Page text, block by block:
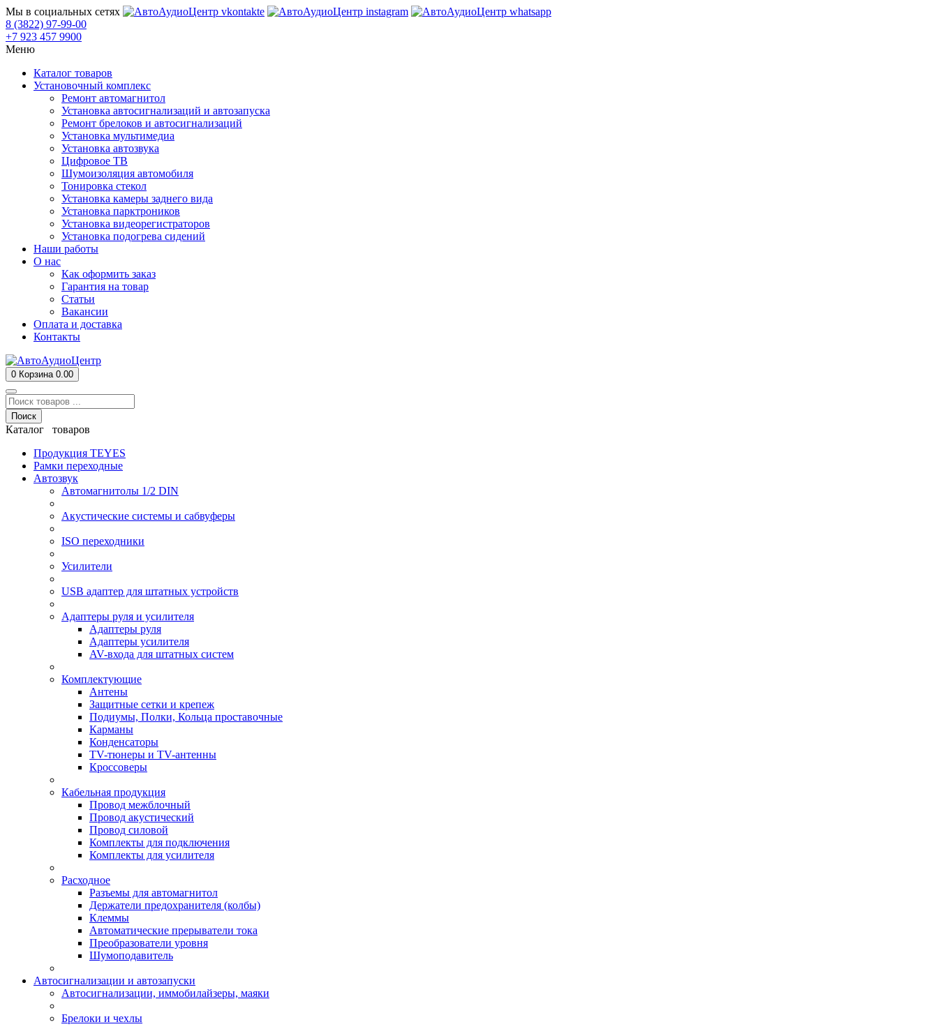
Мы в социальных сетях
8 (3822) 97-99-00
+7 923 457 9900
Меню
Каталог товаров
Установочный комплекс
Ремонт автомагнитол
Установка автосигнализаций и автозапуска
Ремонт брелоков и автосигнализаций
Установка мультимедиа
Установка автозвука
Цифровое ТВ
Шумоизоляция автомобиля
Тонировка стекол
Установка камеры заднего вида
Установка парктроников
Установка видеорегистраторов
Установка подогрева сидений
Наши работы
О нас
Как оформить заказ
Гарантия на товар
Статьи
Вакансии
Оплата и доставка
Контакты
0 Корзина 0.00
Поиск
Каталог товаров
Продукция TEYES
Рамки переходные
Автозвук
Автомагнитолы 1/2 DIN
Акустические системы и сабвуферы
ISO переходники
Усилители
USB адаптер для штатных устройств
Адаптеры руля и усилителя
Адаптеры руля
Адаптеры усилителя
AV-входа для штатных систем
Комплектующие
Антены
Защитные сетки и крепеж
Подиумы, Полки, Кольца проставочные
Карманы
Конденсаторы
TV-тюнеры и TV-антенны
Кроссоверы
Кабельная продукция
Провод межблочный
Провод акустический
Провод силовой
Комплекты для подключения
Комплекты для усилителя
Расходное
Разъемы для автомагнитол
Держатели предохранителя (колбы)
Клеммы
Автоматические прерыватели тока
Преобразователи уровня
Шумоподавитель
Автосигнализации и автозапуски
Автосигнализации, иммобилайзеры, маяки
Брелоки и чехлы